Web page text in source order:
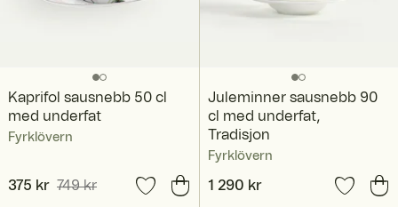
Kaprifol sausnebb 50 cl
med underfat
Fyrklövern
Nåværende pris
375 kr 749 kr
Juleminner sausnebb 90
cl med underfat,
Tradisjon
Fyrklövern
Pris: 1 290 kr
1 290 kr